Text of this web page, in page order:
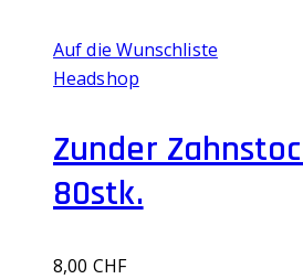
Auf die Wunschliste
Headshop
Zunder
80stk.
8,00 CHF